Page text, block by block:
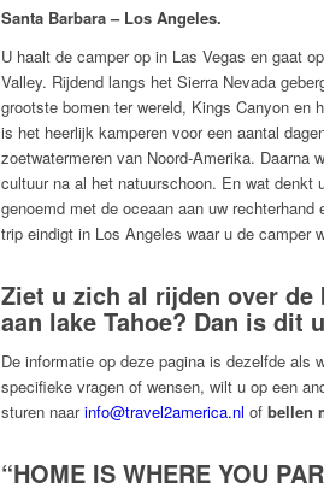
Santa Barbara – Los Angeles.
U haalt de camper op in Las Vegas en gaat
Valley. Rijdend langs het Sierra Nevada
grootste bomen ter wereld, Kings Canyon en
is het heerlijk kamperen voor een aantal
zoetwatermeren van Noord-Amerika. Daarna
cultuur na al het natuurschoon. En wat
genoemd met de oceaan aan uw
trip eindigt in Los Angeles waar u de camper
Ziet u zich al rijden over de
aan lake Tahoe? Dan is dit
De informatie op deze pagina is dezelfde als
specifieke vragen of wensen, wilt u op een
sturen naarinfo@travel2america.nl of bellen
“HOME IS WHERE YOU